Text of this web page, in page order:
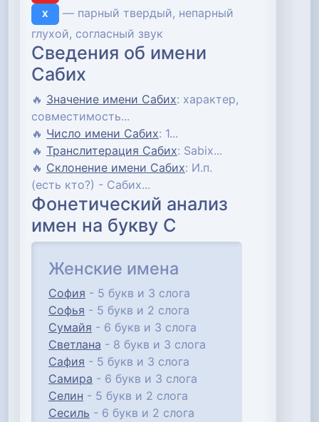
Х
— парный твердый, непарный
глухой, согласный звук
Сведения об имени
Сабих
🔥 Значение имени Сабих: характер,
совместимость...
🔥 Число имени Сабих: 1...
🔥 Транслитерация Сабих: Sabix...
🔥 Склонение имени Сабих: И.п.
(есть кто?) - Сабих...
Фонетический анализ
имен на букву С
Женские имена
София - 5 букв и 3 слога
Софья - 5 букв и 2 слога
Сумайя - 6 букв и 3 слога
Светлана - 8 букв и 3 слога
Сафия - 5 букв и 3 слога
Самира - 6 букв и 3 слога
Селин - 5 букв и 2 слога
Сесиль - 6 букв и 2 слога